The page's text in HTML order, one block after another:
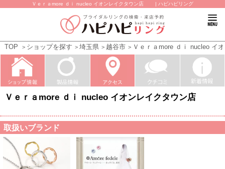
Ｖｅｒａmore ｄｉ nucleo イオンレイクタウン店 | ハピハピリング
TOP ショップを探す 埼玉県 越谷市 Ｖｅｒａmore ｄｉ nucleo
Ｖｅｒａmore ｄｉ nucleo イオンレイクタウン店
取扱いブランド